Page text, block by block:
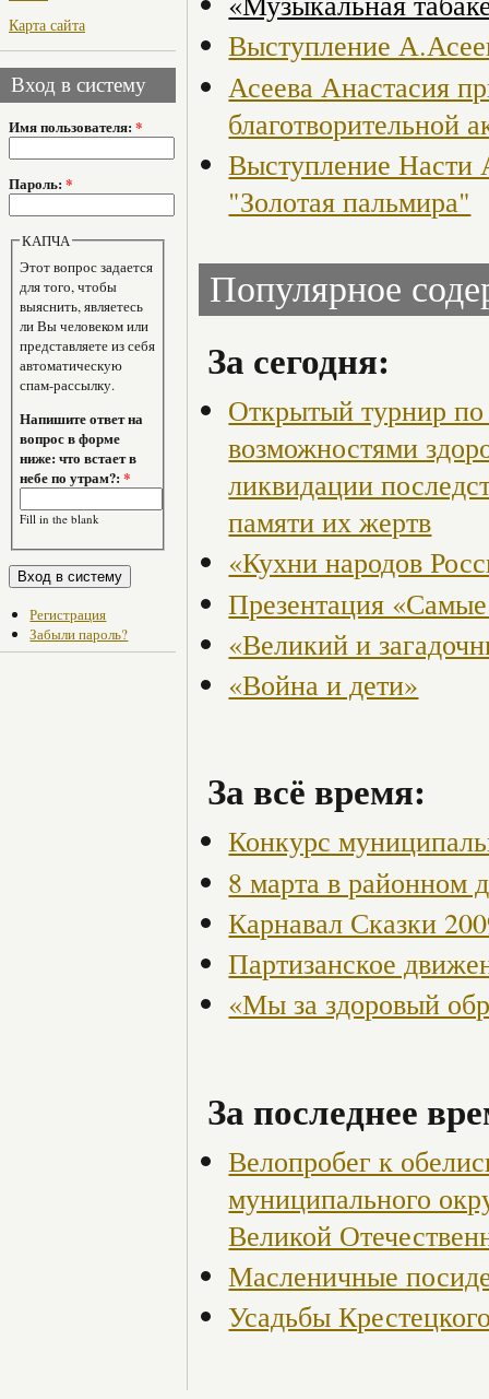
Карта сайта
Вход в систему
Имя пользователя: *
Пароль: *
КАПЧА
Этот вопрос задается
для того, чтобы
выяснить, являетесь
ли Вы человеком или
представляете из себя
автоматическую
спам-рассылку.
Напишите ответ на
вопрос в форме
ниже: что встает в
небе по утрам?:*
Fill in the blank
Регистрация
Забыли пароль?
Выступление
Асеева Анастасия
благотворительной
Выступление Насти
"Золотая пальмира"
Популярное
За сегодня:
Открытый турнир
возможностями
ликвидации
памяти их жертв
«Кухни народов
Презентация
«Великий и
«Война и дети»
За всё время:
Конкурс
8 марта в районном
Карнавал Сказки
Партизанское
«Мы за здоровый
За последнее
Велопробег к
муниципального
Великой
Масленичные
Усадьбы